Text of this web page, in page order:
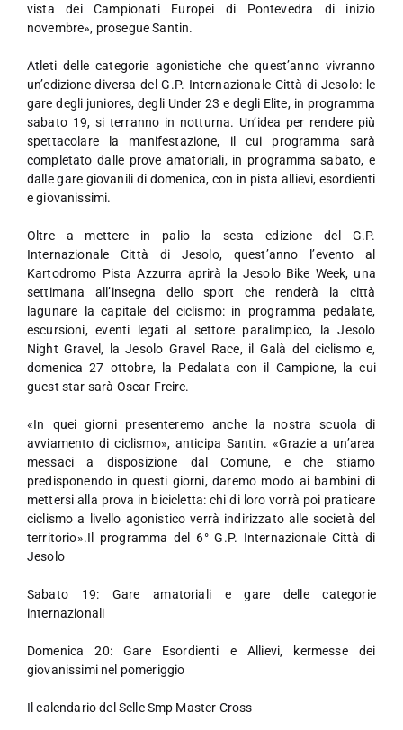
vista dei Campionati Europei di Pontevedra di inizio
novembre», prosegue Santin.
Atleti delle categorie agonistiche che quest’anno vivranno
un’edizione diversa del G.P. Internazionale Città di Jesolo: le
gare degli juniores, degli Under 23 e degli Elite, in programma
sabato 19, si terranno in notturna. Un’idea per rendere più
spettacolare la manifestazione, il cui programma sarà
completato dalle prove amatoriali, in programma sabato, e
dalle gare giovanili di domenica, con in pista allievi, esordienti
e giovanissimi.
Oltre a mettere in palio la sesta edizione del G.P.
Internazionale Città di Jesolo, quest’anno l’evento al
Kartodromo Pista Azzurra aprirà la Jesolo Bike Week, una
settimana all’insegna dello sport che renderà la città
lagunare la capitale del ciclismo: in programma pedalate,
escursioni, eventi legati al settore paralimpico, la Jesolo
Night Gravel, la Jesolo Gravel Race, il Galà del ciclismo e,
domenica 27 ottobre, la Pedalata con il Campione, la cui
guest star sarà Oscar Freire.
«In quei giorni presenteremo anche la nostra scuola di
avviamento di ciclismo», anticipa Santin. «Grazie a un’area
messaci a disposizione dal Comune, e che stiamo
predisponendo in questi giorni, daremo modo ai bambini di
mettersi alla prova in bicicletta: chi di loro vorrà poi praticare
ciclismo a livello agonistico verrà indirizzato alle società del
territorio».Il programma del 6° G.P. Internazionale Città di
Jesolo
Sabato 19: Gare amatoriali e gare delle categorie
internazionali
Domenica 20: Gare Esordienti e Allievi, kermesse dei
giovanissimi nel pomeriggio
Il calendario del Selle Smp Master Cross